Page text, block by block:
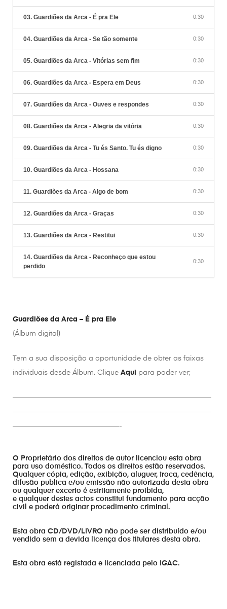
03. Guardiões da Arca - É pra Ele 0:30
04. Guardiões da Arca - Se tão somente 0:30
05. Guardiões da Arca - Vitórias sem fim 0:30
06. Guardiões da Arca - Espera em Deus 0:30
07. Guardiões da Arca - Ouves e respondes 0:30
08. Guardiões da Arca - Alegria da vitória 0:30
09. Guardiões da Arca - Tu és Santo. Tu és digno 0:30
10. Guardiões da Arca - Hossana 0:30
11. Guardiões da Arca - Algo de bom 0:30
12. Guardiões da Arca - Graças 0:30
13. Guardiões da Arca - Restitui 0:30
14. Guardiões da Arca - Reconheço que estou
perdido
0:30
Guardiões da Arca – É pra Ele
(Álbum digital)
Tem a sua disposição a oportunidade de obter as faixas
individuais desde Álbum. Clique Aqui para poder ver;
————————————————————————————
————————————————————————————
———————————————-
O Proprietário dos direitos de autor licenciou esta obra
para uso doméstico. Todos os direitos estão reservados.
Qualquer cópia, edição, exibição, aluguer, troca, cedência,
difusão publica e/ou emissão não autorizada desta obra
ou qualquer excerto é estritamente proibida,
e qualquer destes actos constitui fundamento para acção
civil e poderá originar procedimento criminal.
Esta obra CD/DVD/LIVRO não pode ser distribuído e/ou
vendido sem a devida licença dos titulares desta obra.
Esta obra está registada e licenciada pelo IGAC.